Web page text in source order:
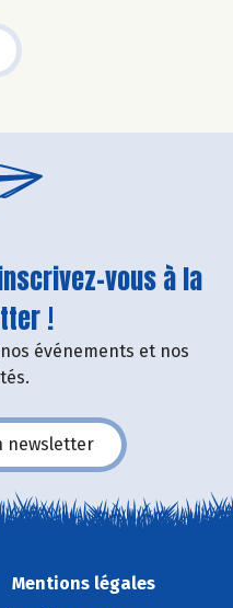
vous à la
!
événements et nos
newsletter
Mentions légales